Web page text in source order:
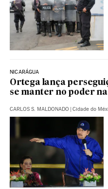
NICARÁGUA
Ortega lança
se manter no poder
CARLOS S. MALDONADO | Cidade do